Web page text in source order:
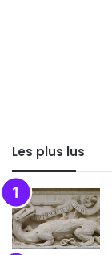
Les plus lus